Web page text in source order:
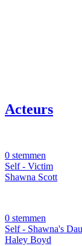
Acteurs
0 stemmen
Self - Victim
Shawna Scott
0 stemmen
Self - Shawna's
Haley Boyd